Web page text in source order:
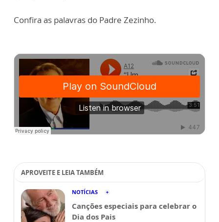
Confira as palavras do Padre Zezinho.
APROVEITE E LEIA TAMBÉM
NOTÍCIAS
Canções especiais para celebrar o
Dia dos Pais